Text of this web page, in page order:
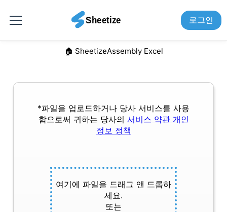
로그인
🏠︎ SheetizeAssembly Excel
*파일을 업로드하거나 당사 서비스를 사용
함으로써 귀하는 당사의 서비스 약관 개인
정보 정책
여기에 파일을 드래그 앤 드롭하
세요.
또는